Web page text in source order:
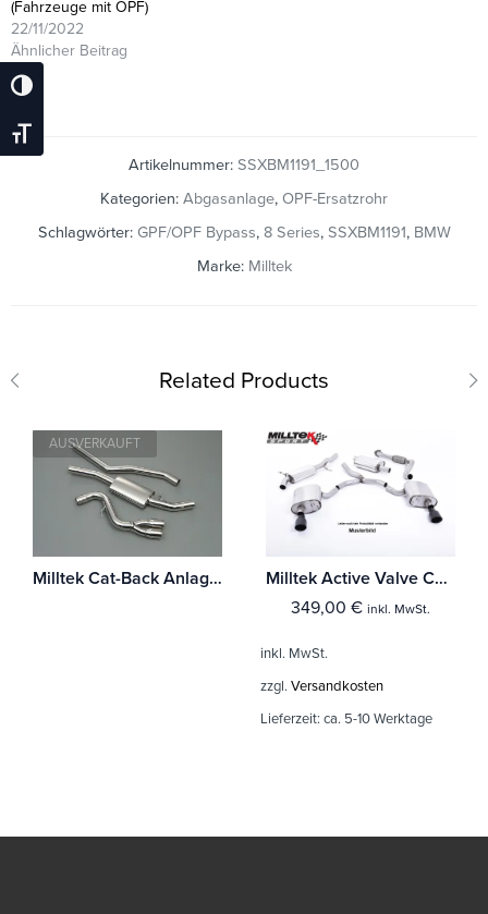
Umschalten Auf Hohe Kontraste
Schrift Vergrößern
(Fahrzeuge mit OPF)
22/11/2022
Ähnlicher Beitrag
Artikelnummer: SSXBM1191_1500
Kategorien: Abgasanlage, OPF-Ersatzrohr
Schlagwörter: GPF/OPF Bypass, 8 Series, SSXBM1191, BMW
Marke: Milltek
Related Products
AUSVERKAUFT
Milltek Cat-Back Anlage BMW 1 Series 123d M Sport 5-Türer Hatchback (E87)
Milltek Active Valve Control BMW 2 Series M2 Competition Coupé (F87)
349,00 € inkl. MwSt.
inkl. MwSt.
zzgl. Versandkosten
Lieferzeit: ca. 5-10 Werktage